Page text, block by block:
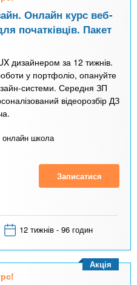
Онлайн курс веб-
початківців. Пакет
дизайнером за 12 тижнів.
у портфоліо, опануйте
системи. Середня ЗП
відеорозбір ДЗ
онлайн школа
Записатися
12 тижнів - 96 годин
Акція